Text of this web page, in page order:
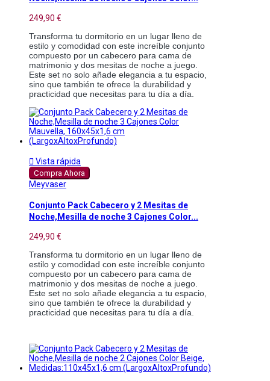
249,90 €
Transforma tu dormitorio en un lugar lleno de
estilo y comodidad con este increíble conjunto
compuesto por un cabecero para cama de
matrimonio y dos mesitas de noche a juego.
Este set no solo añade elegancia a tu espacio,
sino que también te ofrece la durabilidad y
practicidad que necesitas para tu día a día.
 Vista rápida
Compra Ahora
Meyvaser
Conjunto Pack Cabecero y 2 Mesitas de
Noche,Mesilla de noche 3 Cajones Color...
249,90 €
Transforma tu dormitorio en un lugar lleno de
estilo y comodidad con este increíble conjunto
compuesto por un cabecero para cama de
matrimonio y dos mesitas de noche a juego.
Este set no solo añade elegancia a tu espacio,
sino que también te ofrece la durabilidad y
practicidad que necesitas para tu día a día.